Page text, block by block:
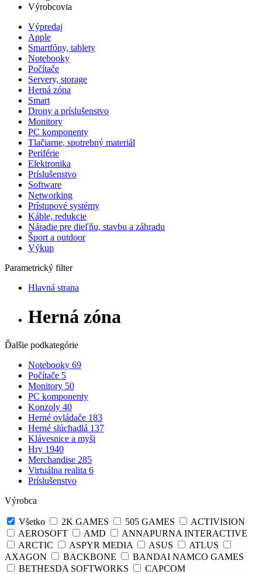
Výrobcovia
Výpredaj
Apple
Smartfóny, tablety
Notebooky
Počítače
Servery, storage
Herná zóna
Smart
Drony a príslušenstvo
Monitory
PC komponenty
Tlačiarne, spotrebný materiál
Periférie
Elektronika
Príslušenstvo
Software
Networking
Prístupové systémy
Káble, redukcie
Náradie pre dieľňu, stavbu a záhradu
Šport a outdoor
Výkup
Parametrický filter
Hlavná strana
Herná zóna
Ďalšie podkategórie
Notebooky 69
Počítače 5
Monitory 50
PC komponenty
Konzoly 40
Herné ovládače 183
Herné slúchadlá 137
Klávesnice a myši
Hry 1940
Merchandise 285
Virtuálna realita 6
Príslušenstvo
Výrobca
Všetko 2K GAMES 505 GAMES
ACTIVISION
AEROSOFT
AMD
ANNAPURNA INTERACTIVE
ARCTIC
ASPYR MEDIA ASUS
ATLUS
AXAGON
BACKBONE
BANDAI NAMCO GAMES
BETHESDA SOFTWORKS
CAPCOM